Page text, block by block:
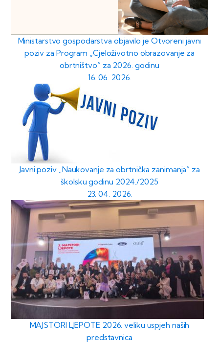
Ministarstvo gospodarstva objavilo je Otvoreni javni
poziv za Program „Cjeloživotno obrazovanje za
obrtništvo“ za 2026. godinu
16. 06. 2026.
Javni poziv „Naukovanje za obrtnička zanimanja“ za
školsku godinu 2024./2025
23. 04. 2026.
MAJSTORI LJEPOTE 2026. veliku uspjeh naših
predstavnica